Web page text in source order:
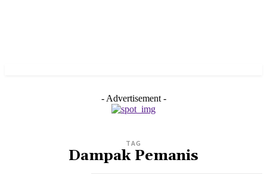
- Advertisement -
TAG
Dampak Pemanis